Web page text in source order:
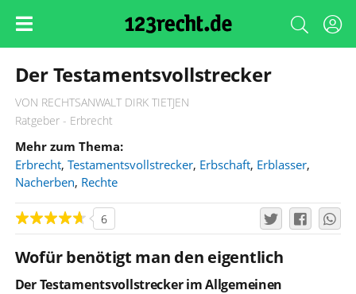
Der Testamentsvollstrecker
VON RECHTSANWALT DIRK TIETJEN
Ratgeber - Erbrecht
Mehr zum Thema:
Erbrecht, Testamentsvollstrecker, Erbschaft, Erblasser,
Nacherben, Rechte
6
Wofür benötigt man den eigentlich
Der Testamentsvollstrecker im Allgemeinen